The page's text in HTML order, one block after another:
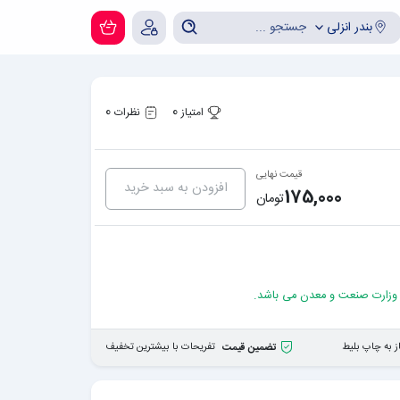
بندر انزلی
امتیاز 0 نظرات 0
قیمت نهایی
175,000تومان افزودن به سبد خرید
وزارت صنعت و معدن می باشد.
به چاپ بلیط تضمین قیمت تفریحات با بیشترین تخفیف